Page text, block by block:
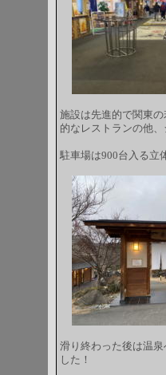
施設は先進的で関東
的なレストランの他
駐車場は900台入る立
滑り終わった後は温
した！